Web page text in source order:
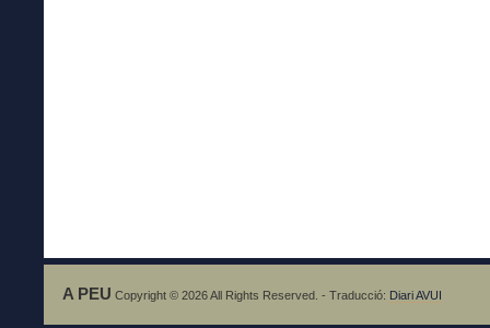
A PEU Copyright © 2026 All Rights Reserved. - Traducció: Diari AVUI